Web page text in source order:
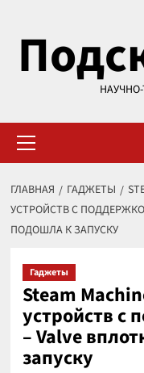
содержимому
меню
ГЛАВНАЯ ГАДЖЕТЫ
УСТРОЙСТВ С
ПОДОШЛА К ЗАПУСКУ
Гаджеты
Steam
устройств с
– Valve
запуску